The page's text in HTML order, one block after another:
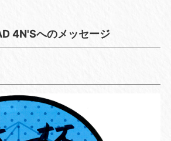
4N'Sへのメッセージ